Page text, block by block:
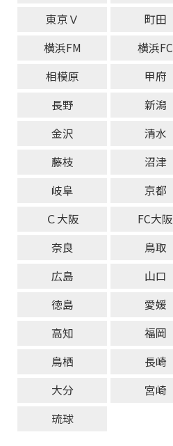
東京Ｖ
町田
横浜FM
横浜FC
相模原
甲府
長野
新潟
金沢
清水
藤枝
沼津
岐阜
京都
Ｃ大阪
FC大阪
奈良
鳥取
広島
山口
徳島
愛媛
高知
福岡
鳥栖
長崎
大分
宮崎
琉球